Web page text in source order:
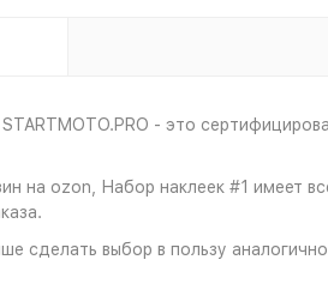
- это
на ozon, Набор наклеек #1
выбор в пользу